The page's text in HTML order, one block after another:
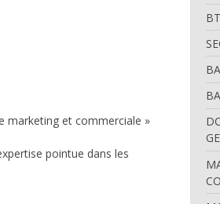
marketing et commerciale »
pointue dans les